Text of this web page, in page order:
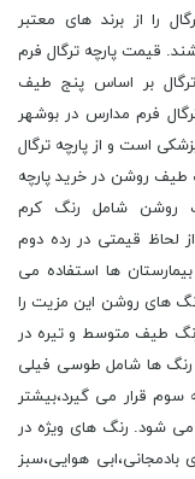
را از برند های معتبر
قیمت پارچه ترگال فرم
بر اساس پنج طیف
فرم مدارس در بوشهر
است و از پارچه ترگال
طیف روشن در خرید پارچه
روشن شامل رنگ کرم
لحاظ قیمتی در رده دوم
بیمارستان ها استفاده می
های روشن این مزیت را
طیف متوسط و تیره در
رنگ ها شامل طوسی فیلی
قرار می گیرد،بیشتر
می شود. رنگ های ویژه در
هوایی،سبز